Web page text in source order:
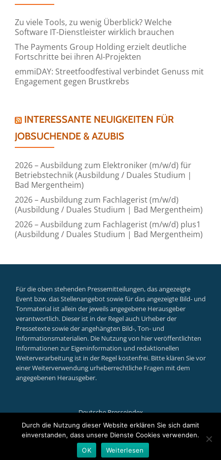
Zu viele Tools, zu wenig Überblick? Welche
Software IT-Dienstleister wirklich brauchen
The Payments Group Holding erzielt deutliche
Fortschritte bei ihren AI-Projekten
emmiDAY: Streetfoodfestival verbindet Genuss mit
Engagement gegen Brustkrebs
INTERESSANTE NEUIGKEITEN FÜR
JOBSUCHENDE & AZUBIS
2026 – Ausbildung zum Elektroniker (m/w/d) für
Betriebstechnik (Ausbildung / Duales Studium |
Bad Mergentheim)
2026 – Ausbildung zum Fachlagerist (m/w/d)
(Ausbildung / Duales Studium | Bad Mergentheim)
2026 – Ausbildung zum Fachlagerist (m/w/d) plus1
(Ausbildung / Duales Studium | Bad Mergentheim)
Für die oben stehenden Pressemitteilungen, das angezeigte
Event bzw. das Stellenangebot sowie für das angezeigte Bild- und
Tonmaterial ist allein der jeweils angegebene Herausgeber
verantwortlich. Dieser ist in der Regel auch Urheber der
Pressetexte sowie der angehängten Bild-, Ton- und
Informationsmaterialien. Die Nutzung von hier veröffentlichten
Informationen zur Eigeninformation und redaktionellen
Weiterverarbeitung ist in der Regel kostenfrei. Bitte klären Sie vor
einer Weiterverwendung urheberrechtliche Fragen mit dem
angegebenen Herausgeber.
Deutsche Presseindex
Secondary
Llorix One Litepowered by WordPress
Durch die Nutzung dieser Website erklären Sie sich damit
einverstanden, dass unsere Dienste Cookies verwenden.
OK
Weiterlesen